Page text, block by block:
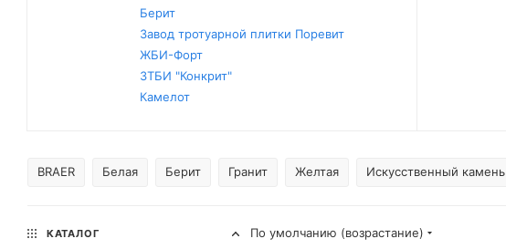
Берит
Завод тротуарной плитки Поревит
ЖБИ-Форт
ЗТБИ "Конкрит"
Камелот
BRAER Белая Берит Гранит Желтая Искусственный камень
По умолчанию (возрастание)
КАТАЛОГ